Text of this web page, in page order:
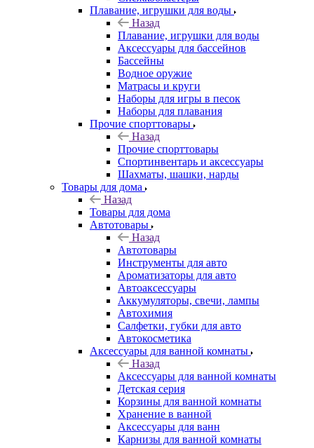
Плавание, игрушки для воды
Назад
Плавание, игрушки для воды
Аксессуары для бассейнов
Бассейны
Водное оружие
Матрасы и круги
Наборы для игры в песок
Наборы для плавания
Прочие спорттовары
Назад
Прочие спорттовары
Спортинвентарь и аксессуары
Шахматы, шашки, нарды
Товары для дома
Назад
Товары для дома
Автотовары
Назад
Автотовары
Инструменты для авто
Ароматизаторы для авто
Автоаксессуары
Аккумуляторы, свечи, лампы
Автохимия
Салфетки, губки для авто
Автокосметика
Аксессуары для ванной комнаты
Назад
Аксессуары для ванной комнаты
Детская серия
Корзины для ванной комнаты
Хранение в ванной
Аксессуары для ванн
Карнизы для ванной комнаты